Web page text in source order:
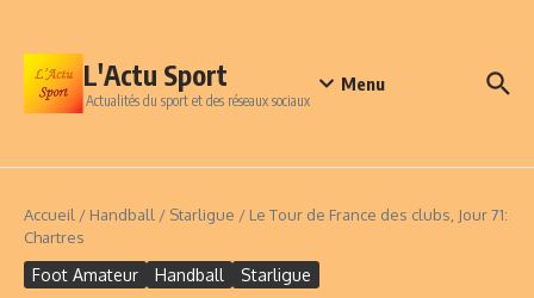
L'Actu Sport
Actualités du sport et des réseaux sociaux
Menu
Accueil / Handball / Starligue / Le Tour de France des clubs, Jour 71:
Chartres
Foot Amateur Handball Starligue